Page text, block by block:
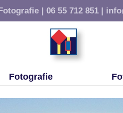
| 06 55 712 851 |
Fotografie